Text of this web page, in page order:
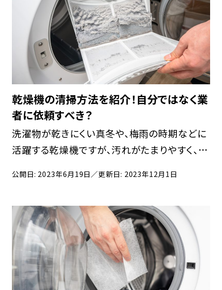
乾燥機の清掃方法を紹介！自分ではなく業
者に依頼すべき？
洗濯物が乾きにくい真冬や、梅雨の時期などに
活躍する乾燥機ですが、汚れがたまりやすく、定
行うこともできますが、洗剤や道具が必要なう
すことが […]
公開日: 2023年6月19日／更新日: 2023年12月1日